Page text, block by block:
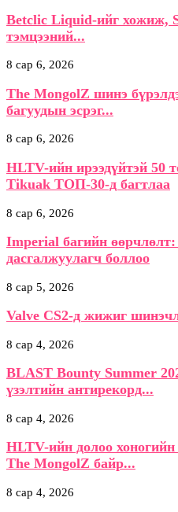
Betclic Liquid-ийг хожиж,
тэмцээний...
8 сар 6, 2026
The MongolZ шинэ
багуудын эсрэг...
8 сар 6, 2026
HLTV-ийн ирээдүйтэй 50
Tikuak ТОП-30-д багтлаа
8 сар 6, 2026
Imperial багийн
дасгалжуулагч боллоо
8 сар 5, 2026
Valve CS2-д жижиг
8 сар 4, 2026
BLAST Bounty Summer
үзэлтийн антирекорд...
8 сар 4, 2026
HLTV-ийн долоо
The MongolZ байр...
8 сар 4, 2026